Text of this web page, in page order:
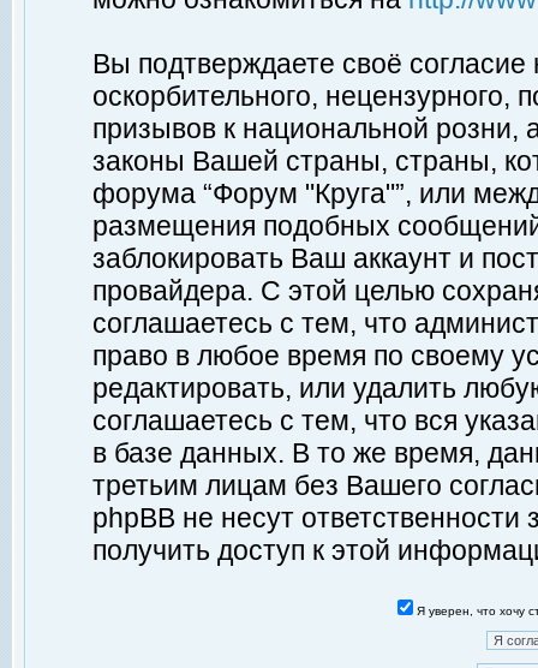
Вы подтверждаете своё
оскорбительного, нецензурного,
призывов к национальной
законы Вашей страны, страны,
форума “Форум "Круга"”, или
размещения подобных
заблокировать Ваш аккаунт и
провайдера. С этой целью
соглашаетесь с тем, что
право в любое время по своему
редактировать, или удалить
соглашаетесь с тем, что вся
в базе данных. В то же время,
третьим лицам без Вашего
phpBB не несут ответственности
получить доступ к этой
Я уверен, что хочу